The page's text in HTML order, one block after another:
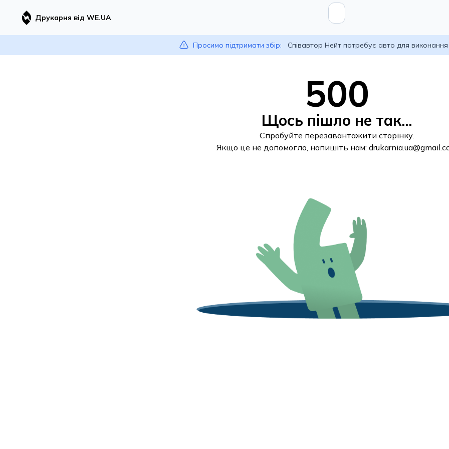
Друкарня від WE.UA
Просимо підтримати збір: Співавтор Нейт потребує авто для
500
Щось пішло не так...
Спробуйте перезавантажити сторінку.
Якщо це не допомогло, напишіть нам: